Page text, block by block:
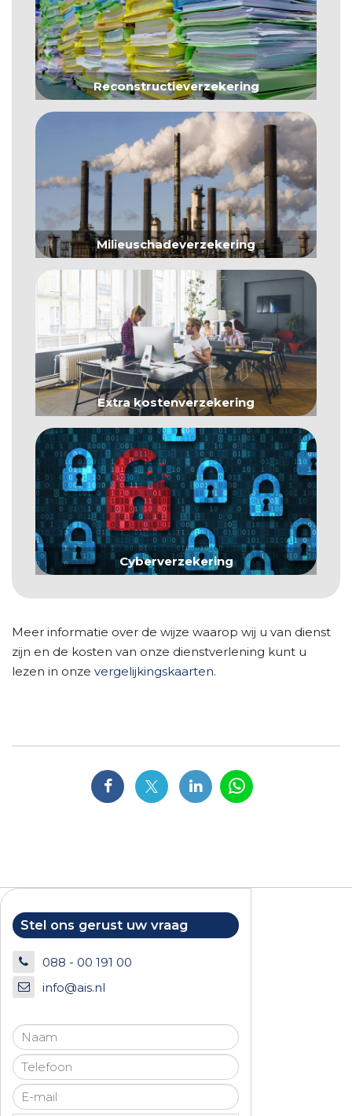
Reconstructieverzekering
Milieuschadeverzekering
Extra kostenverzekering
Cyberverzekering
Meer informatie over de wijze waarop wij u van dienst
zijn en de kosten van onze dienstverlening kunt u
lezen in onze vergelijkingskaarten.
Stel ons gerust uw vraag
088 - 00 191 00
info@ais.nl